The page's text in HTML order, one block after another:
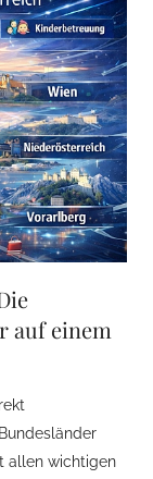
auf einem
allen wichtigen